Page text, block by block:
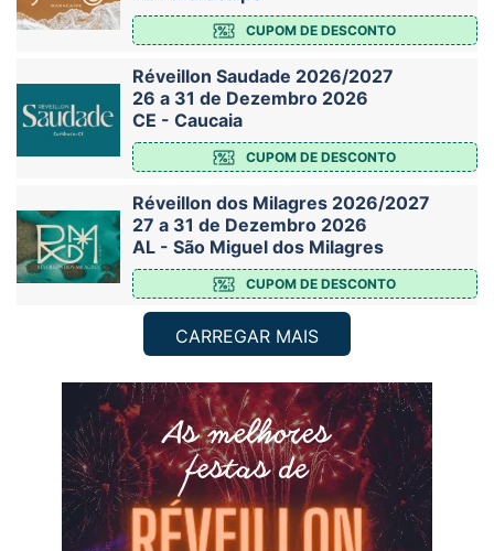
CUPOM DE DESCONTO
Réveillon Saudade 2026/2027
26 a 31 de Dezembro 2026
CE - Caucaia
CUPOM DE DESCONTO
Réveillon dos Milagres 2026/2027
27 a 31 de Dezembro 2026
AL - São Miguel dos Milagres
CUPOM DE DESCONTO
CARREGAR MAIS